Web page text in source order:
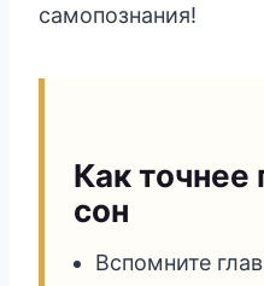
самопознания!
Как точнее
сон
Вспомните